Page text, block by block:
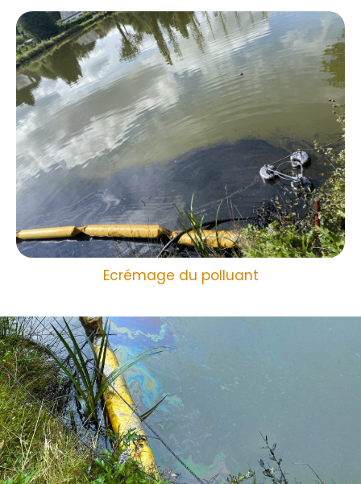
Ecrémage du polluant